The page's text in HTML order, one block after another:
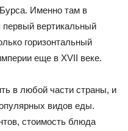
Бурса. Именно там в
первый вертикальный
горизонтальный
еще в XVII веке.
в любой части страны, и
видов еды.
стоимость блюда